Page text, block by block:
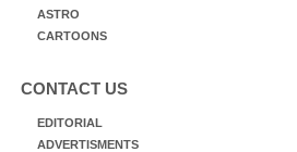
ASTRO
CARTOONS
CONTACT US
EDITORIAL
ADVERTISMENTS